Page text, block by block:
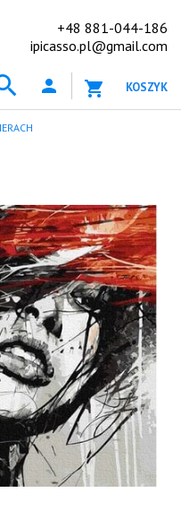
+48 881-044-186
ipicasso.pl@gmail.com
KOSZYK